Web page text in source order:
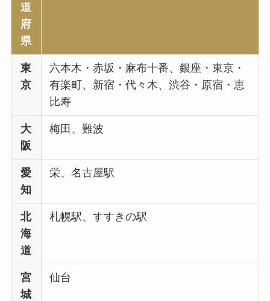
道
府
県
東
京
六本木・赤坂・麻布十番、銀座・東京・
有楽町、新宿・代々木、渋谷・原宿・恵
比寿
大
阪
梅田、難波
愛
知
栄、名古屋駅
北
海
道
札幌駅、すすきの駅
宮
城
仙台